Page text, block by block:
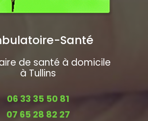
Santé
de santé à domicile
à Tullins
06 33 35 50 81
07 65 28 82 27